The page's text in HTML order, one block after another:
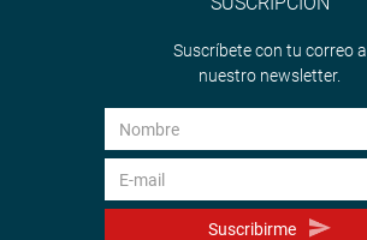
Suscríbete con tu correo a
nuestro newsletter.
Suscribirme